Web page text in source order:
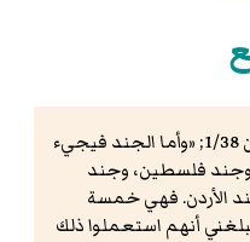
قال صاحب معجم البلدان 1/38; «وأما الجند فيجيء
فلسطين، وجند
الأردن. فهي خمسة
أنهم استعملوا ذلك